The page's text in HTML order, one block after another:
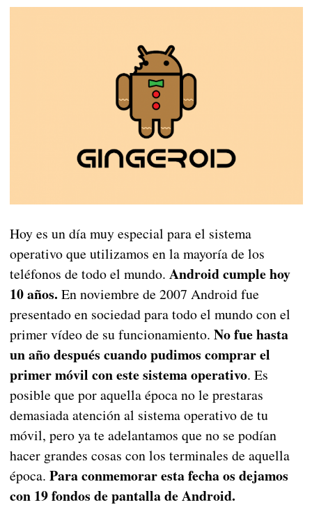
Hoy es un día muy especial para el sistema
operativo que utilizamos en la mayoría de los
teléfonos de todo el mundo. Android cumple hoy
10 años. En noviembre de 2007 Android fue
presentado en sociedad para todo el mundo con el
primer vídeo de su funcionamiento. No fue hasta
un año después cuando pudimos comprar el
primer móvil con este sistema operativo. Es
posible que por aquella época no le prestaras
demasiada atención al sistema operativo de tu
móvil, pero ya te adelantamos que no se podían
hacer grandes cosas con los terminales de aquella
época. Para conmemorar esta fecha os dejamos
con 19 fondos de pantalla de Android.